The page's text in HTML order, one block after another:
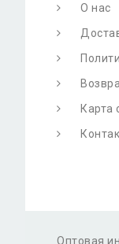
О нас
Карта
Оптовая